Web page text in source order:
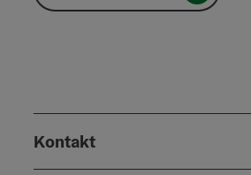
Kontakt